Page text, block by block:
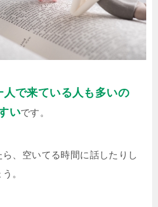
人で来ている人も多いの
いです。
、空いてる時間に話したりし
。